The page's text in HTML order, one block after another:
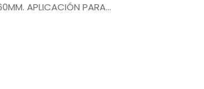
APLICACIÓN PARA